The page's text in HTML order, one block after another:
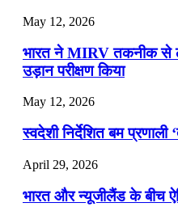
May 12, 2026
भारत ने MIRV तकनीक से
उड़ान परीक्षण किया
May 12, 2026
स्वदेशी निर्देशित बम प्रणाली
April 29, 2026
भारत और न्यूजीलैंड के बीच